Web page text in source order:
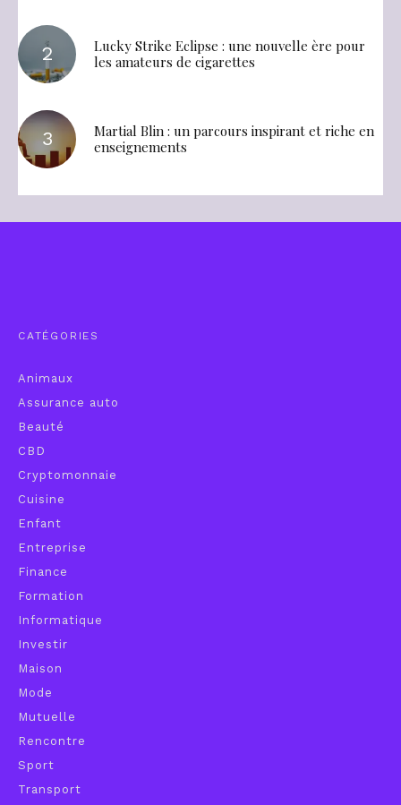
Lucky Strike Eclipse : une nouvelle ère pour
les amateurs de cigarettes
Martial Blin : un parcours inspirant et riche en
enseignements
CATÉGORIES
Animaux
Assurance auto
Beauté
CBD
Cryptomonnaie
Cuisine
Enfant
Entreprise
Finance
Formation
Informatique
Investir
Maison
Mode
Mutuelle
Rencontre
Sport
Transport